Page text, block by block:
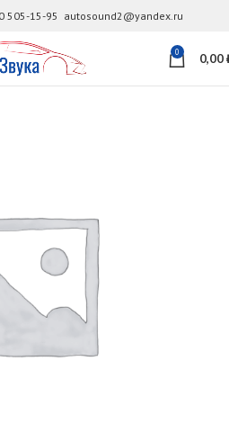
505-15-95 autosound2@yandex.ru
0 0,00